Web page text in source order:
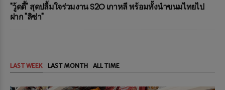
"วู้ดดี้" สุดปลื้มใจร่วมงาน S2O เกาหลี พร้อมทั้งนำขนมไทยไป
ฝาก "ลิซ่า"
LAST WEEK LAST MONTH ALL TIME